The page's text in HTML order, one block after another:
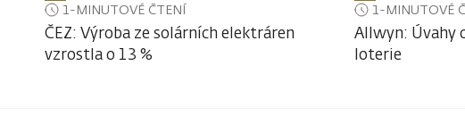
1-MINUTOVÉ ČTENÍ
ČEZ: Výroba ze solárních elektráren
vzrostla o 13 %
1-MINUTOVÉ
Allwyn: Úvahy
loterie